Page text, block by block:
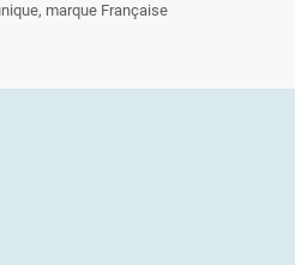
marque Française